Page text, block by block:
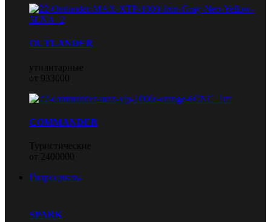
OUTLANDER
утилитарные
от 933000
COMMANDER
Туристические
от 2400000
Гидроциклы
SPARK